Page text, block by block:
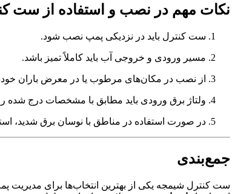
نکات مهم در نصب و استفاده از ست
ست کنترل باید در نزدیکی پمپ نصب شود.
مسیر ورودی و خروجی آب باید کاملاً تمیز باشد.
از نصب در مکان‌های مرطوب یا در معرض باران
ولتاژ برق ورودی باید مطابق با مشخصات درج شده
در صورت استفاده در مناطق با نوسان برق شدید،
جمع‌بندی
ست کنترل شیمجه یکی از بهترین انتخاب‌ها برای مدیریت